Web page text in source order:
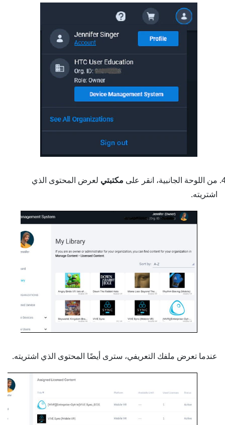
من اللوحة الجانبية، انقر على مكتبتي لعرض المحتوى الذي
اشتريته.
عندما تعرض ملفك التعريفي، سترى أيضًا المحتوى الذي اشتريته.